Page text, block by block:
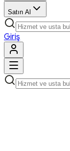
Satın Al
Giriş